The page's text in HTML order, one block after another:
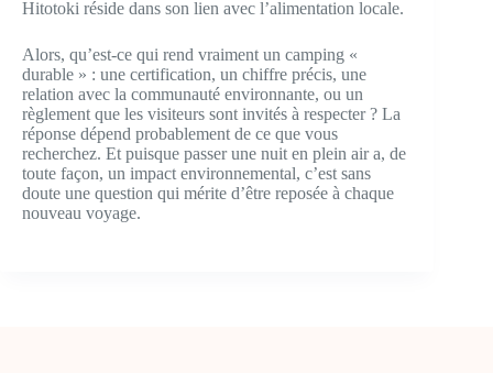
Hitotoki réside dans son lien avec l’alimentation locale.
Alors, qu’est-ce qui rend vraiment un camping «
durable » : une certification, un chiffre précis, une
relation avec la communauté environnante, ou un
règlement que les visiteurs sont invités à respecter ? La
réponse dépend probablement de ce que vous
recherchez. Et puisque passer une nuit en plein air a, de
toute façon, un impact environnemental, c’est sans
doute une question qui mérite d’être reposée à chaque
nouveau voyage.